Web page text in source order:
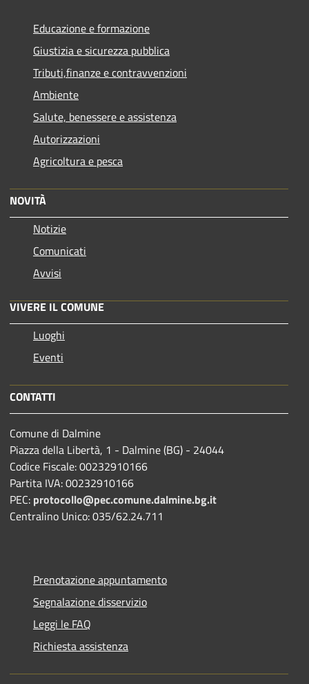
Educazione e formazione
Giustizia e sicurezza pubblica
Tributi,finanze e contravvenzioni
Ambiente
Salute, benessere e assistenza
Autorizzazioni
Agricoltura e pesca
NOVITÀ
Notizie
Comunicati
Avvisi
VIVERE IL COMUNE
Luoghi
Eventi
CONTATTI
Comune di Dalmine
Piazza della Libertà, 1 - Dalmine (BG) - 24044
Codice Fiscale: 00232910166
Partita IVA: 00232910166
PEC: protocollo@pec.comune.dalmine.bg.it
Centralino Unico: 035/62.24.711
Prenotazione appuntamento
Segnalazione disservizio
Leggi le FAQ
Richiesta assistenza